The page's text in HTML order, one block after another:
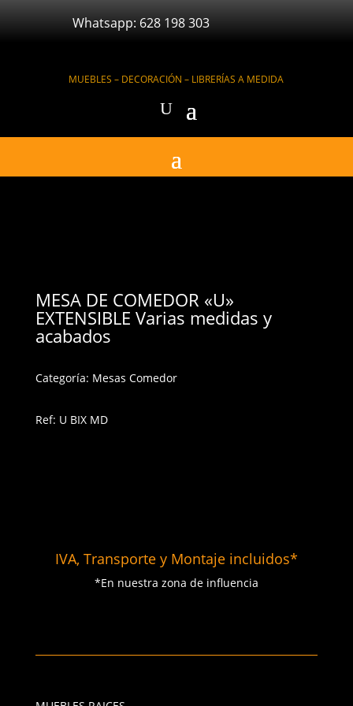
Whatsapp: 628 198 303
MUEBLES – DECORACIÓN – LIBRERÍAS A MEDIDA
MESA DE COMEDOR «U»
EXTENSIBLE Varias medidas y
acabados
Categoría: Mesas Comedor
Ref: U BIX MD
IVA, Transporte y Montaje incluidos*
*En nuestra zona de influencia